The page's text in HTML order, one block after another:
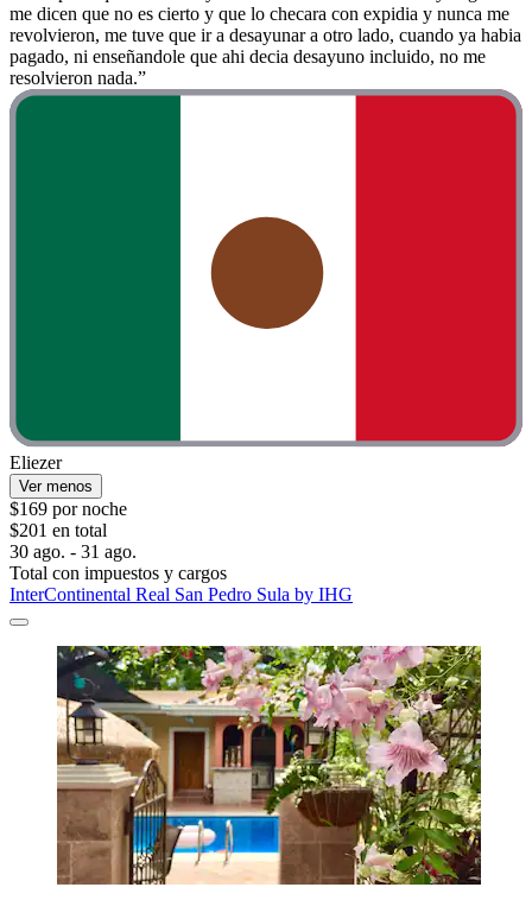
me dicen que no es cierto y que lo checara con expidia y nunca me
revolvieron, me tuve que ir a desayunar a otro lado, cuando ya habia
pagado, ni enseñandole que ahi decia desayuno incluido, no me
resolvieron nada.”
Eliezer
Ver menos
$169 por noche
$201 en total
30 ago. - 31 ago.
Total con impuestos y cargos
InterContinental Real San Pedro Sula by IHG